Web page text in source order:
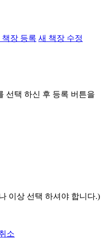
책장 등록 새 책장 수정
선택 하신 후 등록 버튼을
이상 선택 하셔야 합니다.)
소